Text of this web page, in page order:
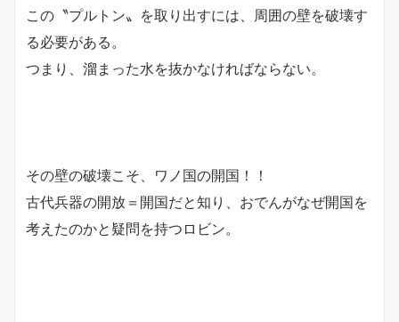
この〝プルトン〟を取り出すには、周囲の壁を破壊す
る必要がある。
つまり、溜まった水を抜かなければならない。
その壁の破壊こそ、ワノ国の開国！！
古代兵器の開放＝開国だと知り、おでんがなぜ開国を
考えたのかと疑問を持つロビン。